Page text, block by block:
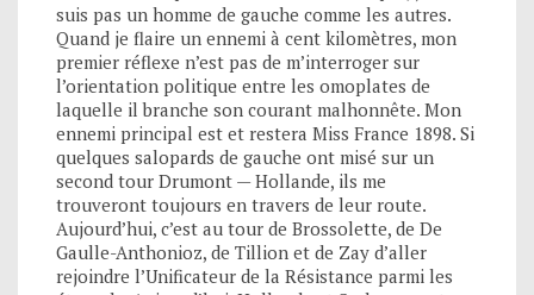
suis pas un homme de gauche comme les autres.
Quand je flaire un ennemi à cent kilomètres, mon
premier réflexe n’est pas de m’interroger sur
l’orientation politique entre les omoplates de
laquelle il branche son courant malhonnête. Mon
ennemi principal est et restera Miss France 1898. Si
quelques salopards de gauche ont misé sur un
second tour Drumont — Hollande, ils me
trouveront toujours en travers de leur route.
Aujourd’hui, c’est au tour de Brossolette, de De
Gaulle-Anthonioz, de Tillion et de Zay d’aller
rejoindre l’Unificateur de la Résistance parmi les